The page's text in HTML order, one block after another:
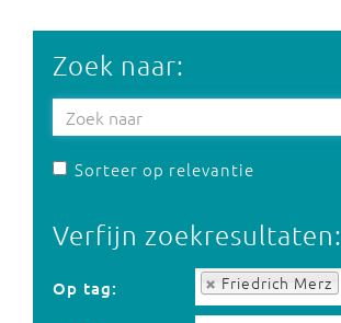
Zoek naar:
Sorteer op relevantie
Verfijn zoekresultaten:
Op tag: Friedrich Merz
Op tag: